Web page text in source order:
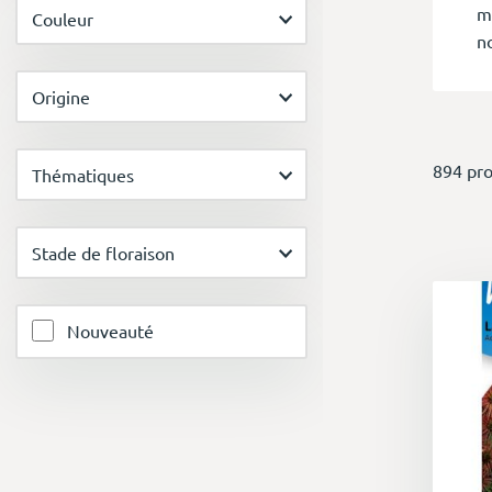
Couleur
Origine
Thématiques
Stade de floraison
Nouveauté
894